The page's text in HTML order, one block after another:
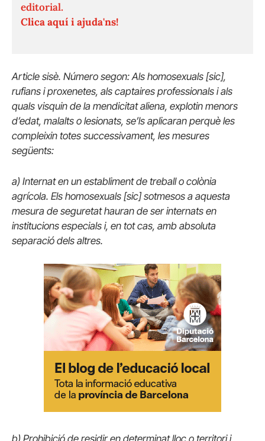
editorial.
Clica aquí i ajuda'ns!
Article sisè. Número segon: Als homosexuals [sic],
rufians i proxenetes, als captaires professionals i als
quals visquin de la mendicitat aliena, explotin menors
d’edat, malalts o lesionats, se’ls aplicaran perquè les
compleixin totes successivament, les mesures
següents:
a) Internat en un establiment de treball o colònia
agrícola. Els homosexuals [sic] sotmesos a aquesta
mesura de seguretat hauran de ser internats en
institucions especials i, en tot cas, amb absoluta
separació dels altres.
b) Prohibició de residir en determinat lloc o territori i